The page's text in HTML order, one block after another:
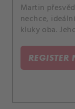
Martin
nechce,
kluky oba.
REGISTER